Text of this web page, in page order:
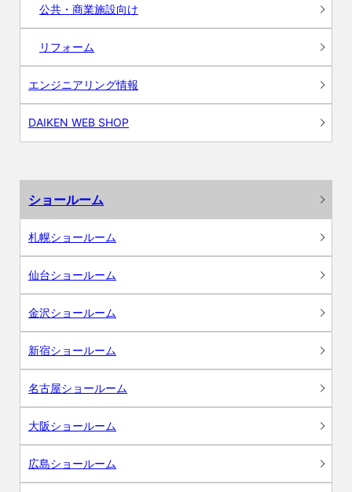
公共・商業施設向け
リフォーム
エンジニアリング情報
DAIKEN WEB SHOP
ショールーム
札幌ショールーム
仙台ショールーム
金沢ショールーム
新宿ショールーム
名古屋ショールーム
大阪ショールーム
広島ショールーム